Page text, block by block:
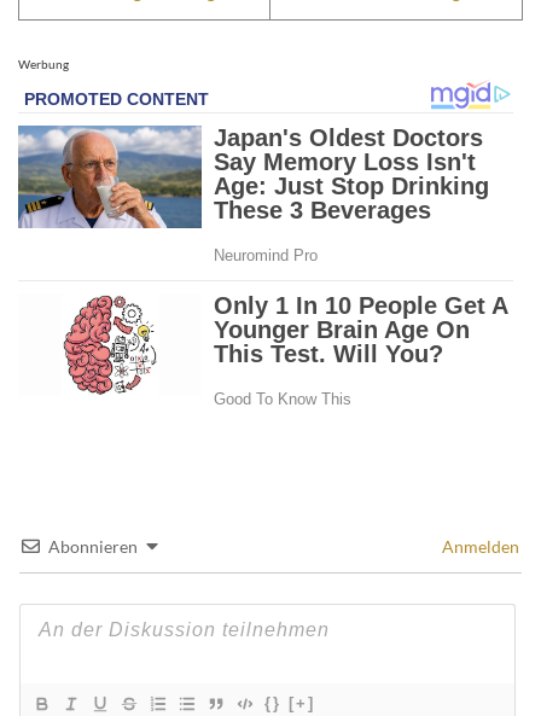
Werbung
Abonnieren Anmelden
{} [+]